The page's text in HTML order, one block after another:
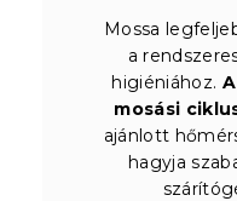
Mossa
a
higiéniához.
mosási
ajánlott
hagyja